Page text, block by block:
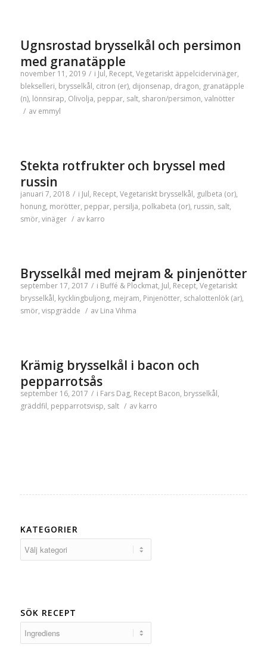
Ugnsrostad brysselkål och persimon
med granatäpple
november 11, 2019 / i Jul, Recept, Vegetariskt äppelcidervinäger,
blekselleri, brysselkål, citron (er), dijonsenap, dragon, granatäpple
(n), lönnsirap, Olivolja, peppar, salt, sharon/persimon, valnötter
/ av emmyl
Stekta rotfrukter och bryssel med
russin
januari 7, 2018 / i Jul, Recept, Vegetariskt brysselkål, gulbeta (or),
honung, morötter, peppar, persilja, polkabeta (or), russin, salt,
smör, vinäger / av karro
Brysselkål med mejram & pinjenötter
september 17, 2017 / i Buffé & Plockmat, Jul, Recept, Vegetariskt
brysselkål, kycklingbuljong, mejram, Pinjenötter, schalottenlök (ar),
smör, vispgrädde / av Lina Vihma
Krämig brysselkål i bacon och
pepparrotsås
september 16, 2017 / i Fars Dag, Recept Bacon, brysselkål,
gräddfil, pepparrotsvisp, salt / av karro
KATEGORIER
SÖK RECEPT